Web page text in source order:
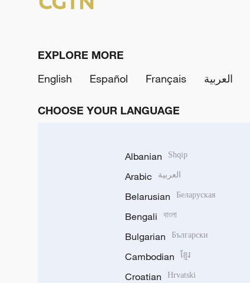
EXPLORE MORE
English
Español Français العربية
CHOOSE YOUR LANGUAGE
Albanian Shqip
Arabic العربية
Belarusian Беларуская
Bengali বাংলা
Bulgarian Български
Cambodian ខ្មែរ
Croatian Hrvatski